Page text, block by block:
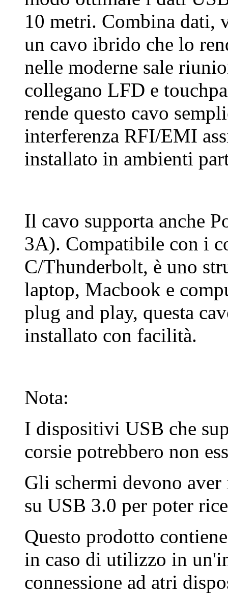
10 metri. Combina dati,
un cavo ibrido che lo
nelle moderne sale
collegano LFD e
rende questo cavo
interferenza RFI/EMI
installato in ambienti
Il cavo supporta anche
3A). Compatibile con i
C/Thunderbolt, è uno
laptop, Macbook e
plug and play, questa
installato con facilità.
Nota:
I dispositivi USB che
corsie potrebbero non
Gli schermi devono
su USB 3.0 per poter
Questo prodotto
in caso di utilizzo in
connessione ad atri